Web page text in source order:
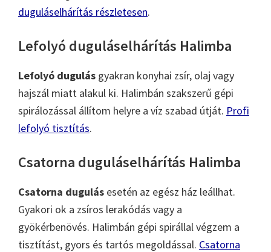
duguláselhárítás részletesen.
Lefolyó duguláselhárítás Halimba
Lefolyó dugulás gyakran konyhai zsír, olaj vagy
hajszál miatt alakul ki. Halimbán szakszerű gépi
spirálozással állítom helyre a víz szabad útját. Profi
lefolyó tisztítás.
Csatorna duguláselhárítás Halimba
Csatorna dugulás esetén az egész ház leállhat.
Gyakori ok a zsíros lerakódás vagy a
gyökérbenövés. Halimbán gépi spirállal végzem a
tisztítást, gyors és tartós megoldással. Csatorna